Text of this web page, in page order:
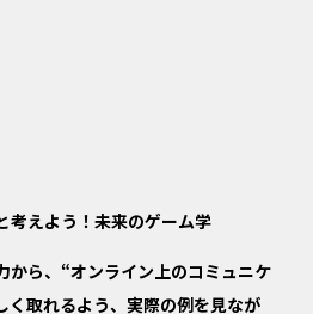
えよう！未来のゲーム学
から、“オンライン上のコミュニケ
く取れるよう、実際の例を見なが